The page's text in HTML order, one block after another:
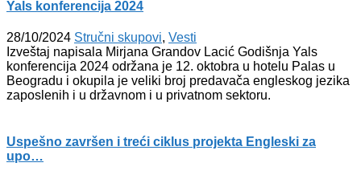
Yals konferencija 2024
28/10/2024 Stručni skupovi, Vesti
Izveštaj napisala Mirjana Grandov Lacić Godišnja Yals
konferencija 2024 održana je 12. oktobra u hotelu Palas u
Beogradu i okupila je veliki broj predavača engleskog jezika
zaposlenih i u državnom i u privatnom sektoru.
Uspešno završen i treći ciklus projekta Engleski za
upo…